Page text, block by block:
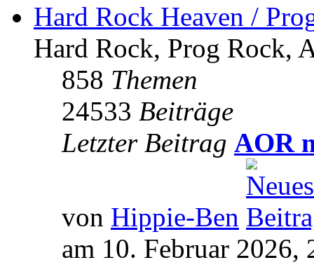
Hard Rock Heaven /
Hard Rock, Prog Rock,
858 Themen
24533 Beiträge
Letzter Beitrag AOR
von Hippie-Ben
am 10. Februar 2026,